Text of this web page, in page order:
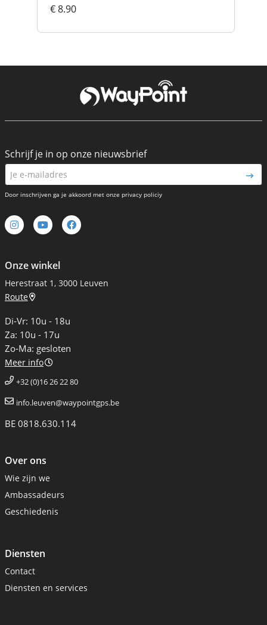
€ 8.90
Onze winkel
Herestraat 1, 3000 Leuven
Route
Di-Vr: 10u - 18u
Za: 10u - 17u
Zo-Ma: gesloten
Meer info
+32 (0)16 26 22 80
info.leuven@waypointgps.be
BE 0818.630.114
Over ons
Wie zijn we
Ambassadeurs
Geschiedenis
Diensten
Contact
Diensten en services
Schrijf je in op onze nieuwsbrief
Door inschrijven ga je akkoord met onze privacy policiy